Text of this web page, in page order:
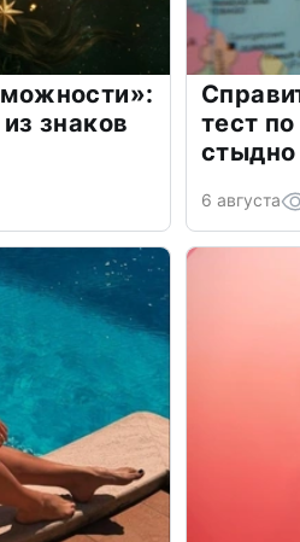
знаков
тест
стыдно
6 августа